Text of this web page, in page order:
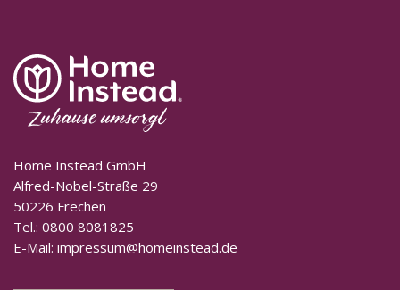
Home Instead GmbH
Alfred-Nobel-Straße 29
50226 Frechen
Tel.: 0800 8081825
E-Mail: impressum@homeinstead.de